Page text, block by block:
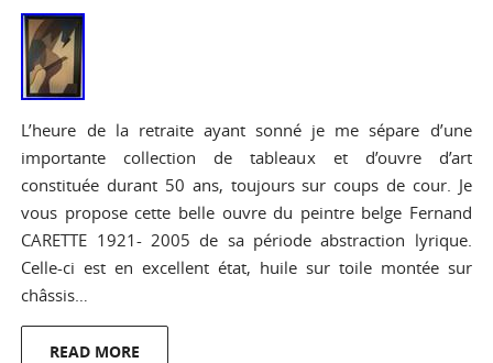
L’heure de la retraite ayant sonné je me sépare d’une
importante collection de tableaux et d’ouvre d’art
constituée durant 50 ans, toujours sur coups de cour. Je
vous propose cette belle ouvre du peintre belge Fernand
CARETTE 1921- 2005 de sa période abstraction lyrique.
Celle-ci est en excellent état, huile sur toile montée sur
châssis…
READ MORE